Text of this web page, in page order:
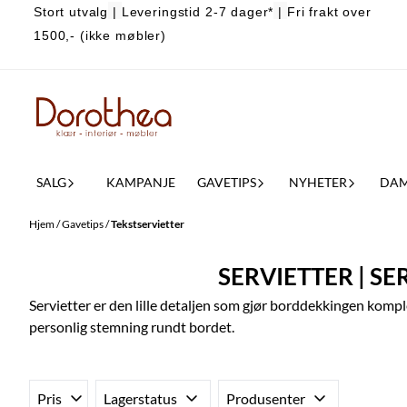
Hopp til innhold
Stort utvalg Leveringstid 2-7 dager*
Fri frakt over
1500,- (ikke møbler)
SALG KAMPANJE GAVETIPS NYHETER
Hjem/Gavetips/Tekstservietter
SERVIETTER |
Servietter er den lille detaljen som gjør borddekkingen
personlig stemning rundt bordet.
Pris Lagerstatus Produsenter